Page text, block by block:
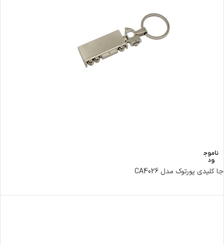
ناموج
ود
جا کلیدی پورتوک مدل CA4026